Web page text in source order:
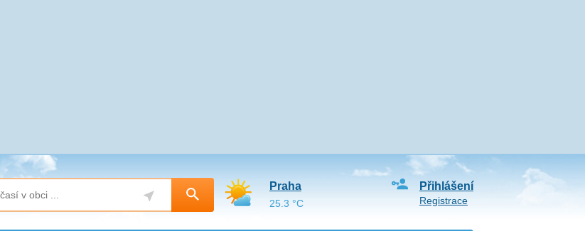
Přihlášení
Registrace
Praha
25.3 °C